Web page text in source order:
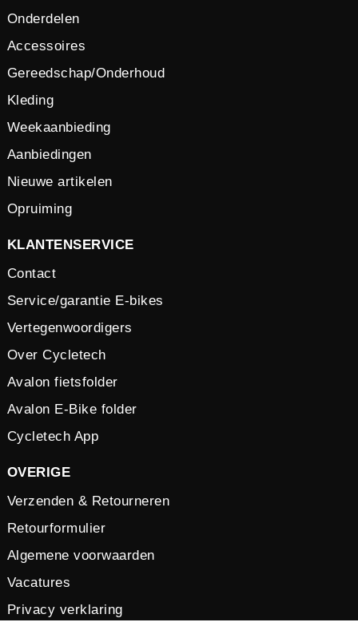
Onderdelen
Accessoires
Gereedschap/Onderhoud
Kleding
Weekaanbieding
Aanbiedingen
Nieuwe artikelen
Opruiming
KLANTENSERVICE
Contact
Service/garantie E-bikes
Vertegenwoordigers
Over Cycletech
Avalon fietsfolder
Avalon E-Bike folder
Cycletech App
OVERIGE
Verzenden & Retourneren
Retourformulier
Algemene voorwaarden
Vacatures
Privacy verklaring